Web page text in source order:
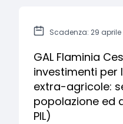
Scadenza: 29 aprile
GAL Flaminia
investimenti per
extra-agricole:
popolazione ed
PIL)